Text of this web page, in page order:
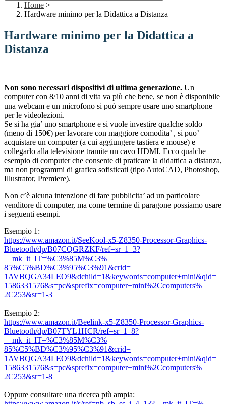
Home >
Hardware minimo per la Didattica a Distanza
Hardware minimo per la Didattica a
Distanza
Non sono necessari dispositivi di ultima generazione. Un
computer con 8/10 anni di vita va più che bene, se non è disponibile
una webcam e un microfono si può sempre usare uno smartphone
per le videolezioni.
Se si ha gia’ uno smartphone e si vuole investire qualche soldo
(meno di 150€) per lavorare con maggiore comodita’ , si puo’
acquistare un computer (a cui aggiungere tastiera e mouse) e
collegarlo alla televisione tramite un cavo HDMI. Ecco qualche
esempio di computer che consente di praticare la didattica a distanza,
ma non programmi di grafica sofisticati (tipo AutoCAD, Photoshop,
Illustrator, Premiere).
Non c’è alcuna intenzione di fare pubblicita’ ad un particolare
venditore di computer, ma come termine di paragone possiamo usare
i seguenti esempi.
Esempio 1:
https://www.amazon.it/SeeKool-x5-Z8350-Processor-Graphics-
Bluetooth/dp/B07CQGRZKF/ref=sr_1_3?
__mk_it_IT=%C3%85M%C3%
85%C5%BD%C3%95%C3%91&crid=
1AVBQGA34LEO9&dchild=1&keywords=computer+mini&qid=
1586331576&s=pc&sprefix=computer+mini%2Ccomputers%
2C253&sr=1-3
Esempio 2:
https://www.amazon.it/Beelink-x5-Z8350-Processor-Graphics-
Bluetooth/dp/B07TYL1HCR/ref=sr_1_8?
__mk_it_IT=%C3%85M%C3%
85%C5%BD%C3%95%C3%91&crid=
1AVBQGA34LEO9&dchild=1&keywords=computer+mini&qid=
1586331576&s=pc&sprefix=computer+mini%2Ccomputers%
2C253&sr=1-8
Oppure consultare una ricerca più ampia: